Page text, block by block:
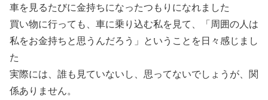
車を見るたびに金持ちになったつもりになれました
買い物に行っても、車に乗り込む私を見て、「周囲の人は
私をお金持ちと思うんだろう」ということを日々感じまし
た
実際には、誰も見ていないし、思ってないでしょうが、関
係ありません。